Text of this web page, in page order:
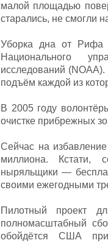
малой площадью
старались, не смогли
Уборка дна от Рифа
Национального
исследований
подъём каждой из
В 2005 году
очистке прибрежных
Сейчас на
миллиона. Кстати,
ныряльщики —
своими ежегодными
Пилотный проект
полномасштабный
обойдётся США